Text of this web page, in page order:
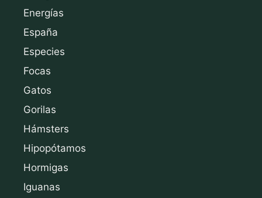
Energías
España
Especies
Focas
Gatos
Gorilas
Hámsters
Hipopótamos
Hormigas
Iguanas